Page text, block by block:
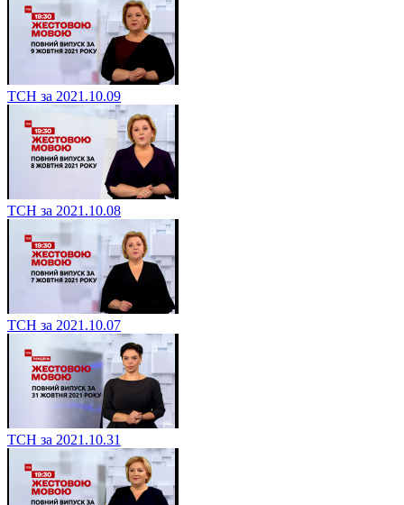
ТСН за 2021.10.09
ТСН за 2021.10.08
ТСН за 2021.10.07
ТСН за 2021.10.31